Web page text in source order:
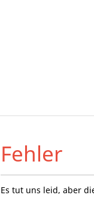
Fehler
Es tut uns leid, aber